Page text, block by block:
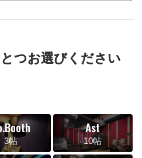
つお選びください
3帖
Ast
10帖